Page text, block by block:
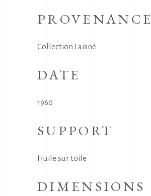
PROVENANCE
Collection Laisné
DATE
1960
SUPPORT
Huile sur toile
DIMENSIONS